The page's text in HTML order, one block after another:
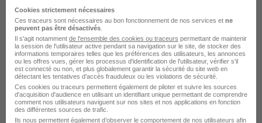
Offres d'emploi Santé Lamballe-Armor
Offres d'emploi Santé Lambersart
Offres d'emploi Santé Lambesc
Offres d'emploi Santé Lambres-lez-Douai
Offres d'emploi Santé Lamentin
Offres d'emploi Santé Lamorlaye
Cookies strictement nécessaires
Ces traceurs sont nécessaires au bon fonctionnement de nos services et ne
peuvent pas être désactivés
Il s'agit notamment de l'ensemble des cookies ou traceurs permettant de maintenir
la session de l'utilisateur active pendant sa navigation sur le site, de stocker des
informations temporaires telles que les préférences des utilisateurs, les annonces
ou les offres vues, gérer les processus d'identification de l'utilisateur, vérifier s'il
est connecté ou non, et plus globalement garantir la sécurité du site web en
détectant les tentatives d'accès frauduleux ou les violations de sécurité.
Ces cookies ou traceurs permettent également de piloter et suivre les sources
d'acquisition d'audience en utilisant un identifiant unique permettant de comprendre
comment nos utilisateurs naviguent sur nos sites et nos applications en fonction
des différentes sources de trafic.
Ils nous permettent également d’observer le comportement de nos utilisateurs afin